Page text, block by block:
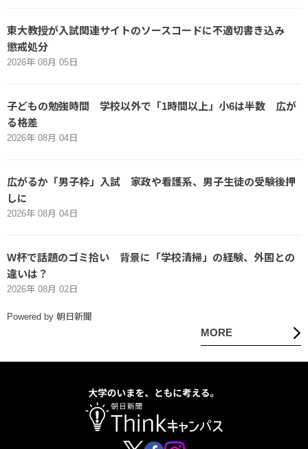
東大教授が入試関連サイトのソースコードに不適切書き込み
懲戒処分
2026年 08月 05日
子どもの勉強時間 学校以外で「1時間以上」小6は半数 広が
る格差
2026年 08月 04日
広がるか「男子枠」入試 家政や看護系、男子生徒の受験後押
しに
2026年 08月 04日
W杯で話題のゴミ拾い 背景に「学校清掃」の経験、外国との
違いは？
2026年 08月 02日
Powered by 朝日新聞
MORE